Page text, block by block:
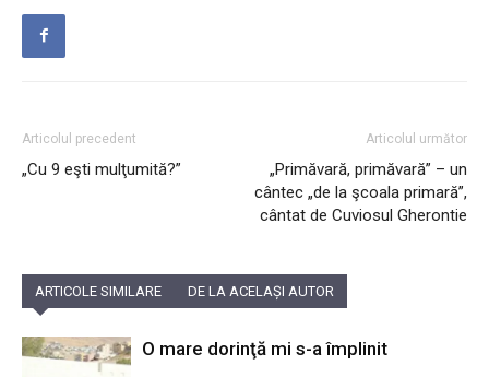
Articolul precedent
„Cu 9 eşti mulţumită?”
Articolul următor
„Primăvară, primăvară” – un
cântec „de la şcoala primară”,
cântat de Cuviosul Gherontie
ARTICOLE SIMILARE DE LA ACELAȘI AUTOR
O mare dorinţă mi s-a împlinit